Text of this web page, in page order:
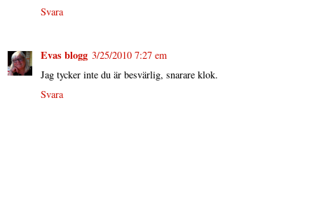
Svara
Evas blogg 3/25/2010 7:27 em
Jag tycker inte du är besvärlig, snarare klok.
Svara